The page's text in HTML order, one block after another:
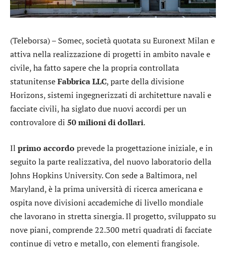
(Teleborsa) – Somec, società quotata su Euronext Milan e
attiva nella realizzazione di progetti in ambito navale e
civile, ha fatto sapere che la propria controllata
statunitenseFabbrica LLC, parte della divisione
Horizons, sistemi ingegnerizzati di architetture navali e
facciate civili, ha siglato due nuovi accordi per un
controvalore di 50 milioni di dollari.
Il primo accordo prevede la progettazione iniziale, e in
seguito la parte realizzativa, del nuovo laboratorio della
Johns Hopkins University. Con sede a Baltimora, nel
Maryland, è la prima università di ricerca americana e
ospita nove divisioni accademiche di livello mondiale
che lavorano in stretta sinergia. Il progetto, sviluppato su
nove piani, comprende 22.300 metri quadrati di facciate
continue di vetro e metallo, con elementi frangisole.